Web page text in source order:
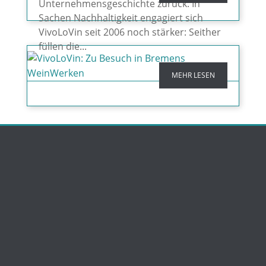
Unternehmensgeschichte zurück. In
Sachen Nachhaltigkeit engagiert sich
VivoLoVin seit 2006 noch stärker: Seither
füllen die...
MEHR LESEN